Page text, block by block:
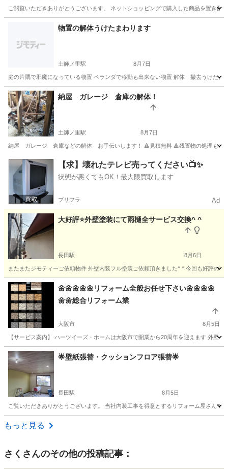
ご閲覧いただきありがとうございます。 ネットショッピングで購入した商品を置き
富田林西口駅 その他 タイプ
物置の解体うけたまわります
土師ノ里駅 8月7日
庭の片隅で邪魔になっている物置 ベランダで移動も出来ない物置 解体 撤去うけたま
大阪 藤井寺市 土師ノ里駅 その他
納屋 ガレージ 倉庫の解体！
土師ノ里駅 8月7日
納屋 ガレージ 倉庫などの解体 お手伝いします！ 🔺見積無料 🔺残置物の処理も
大阪 藤井寺市 土師ノ里駅 その他 ガレージ
【求】壊れたテレビ売ってください📺✨
状態が悪くてもOK！最大限買取します
プリフラ Ad
大好評⭐️外壁塗装にて雨樋全サービス交換^ ^
長田駅 8月6日
またまたジモティーご依頼物件 外壁内装フル塗装ご依頼頂きました^ ^ 今回も好評の
大阪 東大阪市 長田駅
🌼🌼🌼🌼🌼リフォーム全般お任せ下さい🌼🌼🌼🌼
🌼🌼総合リフォーム業
大阪市 8月5日
【サービス案内】 ハーツイーズ・ホームは大阪市で開業から20周年を迎えます 外壁
大阪 大阪市 リフォーム
🌟壁紙張替・クッションフロア張替🌟
長田駅 8月5日
ご覧いただきありがとうございます。 当社内装工事を得意とするリフォーム屋さんで
大阪 東大阪市
もっと見る
さく さんのその他の投稿記事：